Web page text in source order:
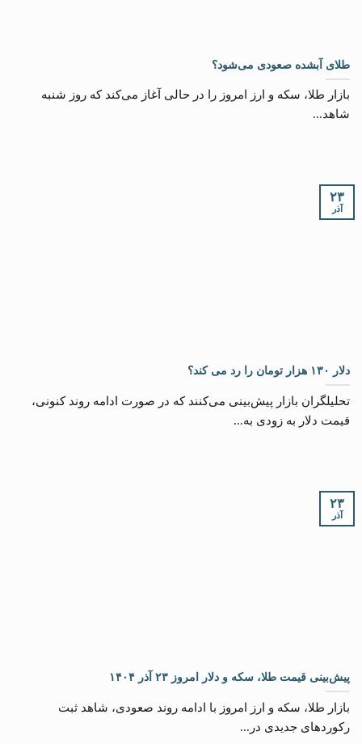
طلای آبشده صعودی می‌شود؟
بازار طلا، سکه و ارز امروز را در حالی آغاز می‌کند که روز شنبه
شاهد...
دلار ۱۳۰ هزار تومان را رد می کند؟
تحلیلگران بازار پیش‌بینی می‌کنند که در صورت ادامه روند کنونی،
قیمت دلار به زودی به...
۲۳
آذر
پیش‌بینی قیمت طلا، سکه و دلار امروز ۲۳ آذر ۱۴۰۴
بازار طلا، سکه و ارز امروز با ادامه روند صعودی، شاهد ثبت
رکوردهای جدیدی در...
۲۳
آذر